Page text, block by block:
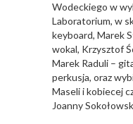
Wodeckiego w
Laboratorium, w
keyboard, Marek
wokal, Krzysztof
Marek Raduli –
perkusja, oraz
Maseli i kobiecej
Joanny